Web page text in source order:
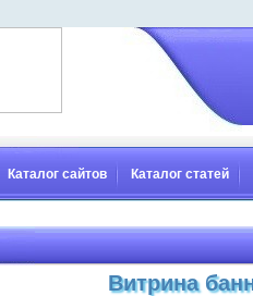
Каталог сайтов Каталог статей
Витрина